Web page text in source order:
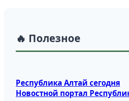
🔥 Полезное
Республика Алтай сегодня
Новостной портал